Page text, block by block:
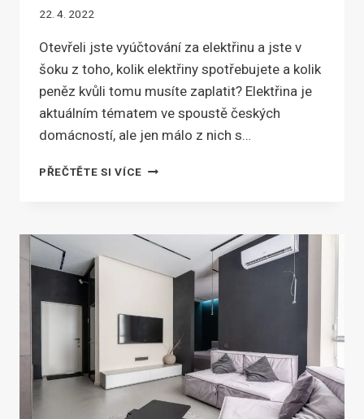
22. 4. 2022
Otevřeli jste vyúčtování za elektřinu a jste v
šoku z toho, kolik elektřiny spotřebujete a kolik
peněz kvůli tomu musíte zaplatit? Elektřina je
aktuálním tématem ve spoustě českých
domácností, ale jen málo z nich s…
PŘEČTĚTE SI VÍCETRÁPÍ
ELEKTŘINY?
VYUŽIJTE
SÍLU
PAPRSKŮ